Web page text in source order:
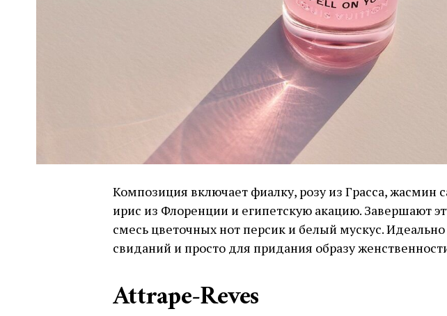
Композиция включает фиалку, розу из Грасса, жасмин
ирис из Флоренции и египетскую акацию. Завершают
смесь цветочных нот персик и белый мускус.
свиданий и просто для придания образу
Attrape-Reves